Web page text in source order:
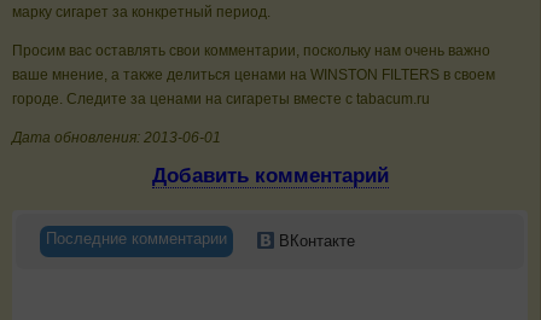
марку сигарет за конкретный период.
Просим вас оставлять свои комментарии, поскольку нам очень важно
ваше мнение, а также делиться ценами на WINSTON FILTERS в своем
городе. Следите за ценами на сигареты вместе с tabacum.ru
Дата обновления: 2013-06-01
Добавить комментарий
Последние комментарии ВКонтакте